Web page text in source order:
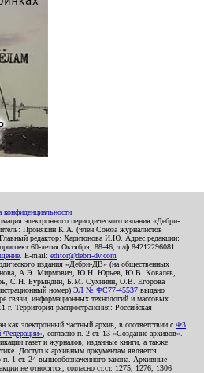
конфиденциальности
электронного периодического издания «Дебри-
Пронякин К.А. (член Союза журналистов
редактор: Харитонова И.Ю. Адрес редакции:
60-летия Октября, 88-46, т./ф.84212296081.
. E-mail: editor@debri-dv.com
издания «Дебри-ДВ» (на общественных
А.Э. Мирмович, Ю.Н. Юрьев, Ю.В. Ковалев,
С.Н. Бурындин, Б.М. Сухинин, О.В. Егорова
номер) ЭЛ № ФС77-45537 выдано
связи, информационных технологий и массовых
Территория распространения: Российская
электронный частный архив, в соответствии с ФЗ
Федерации» , согласно п. 2 ст. 13 «Создание архивов».
газет и журналов, изданные книги, а также
Доступ к архивным документам является
1 ст. 24 вышеобозначенного закона. Архивные
не относятся, согласно ст.ст. 1275, 1276, 1306